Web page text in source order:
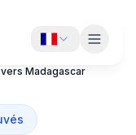
vers Madagascar